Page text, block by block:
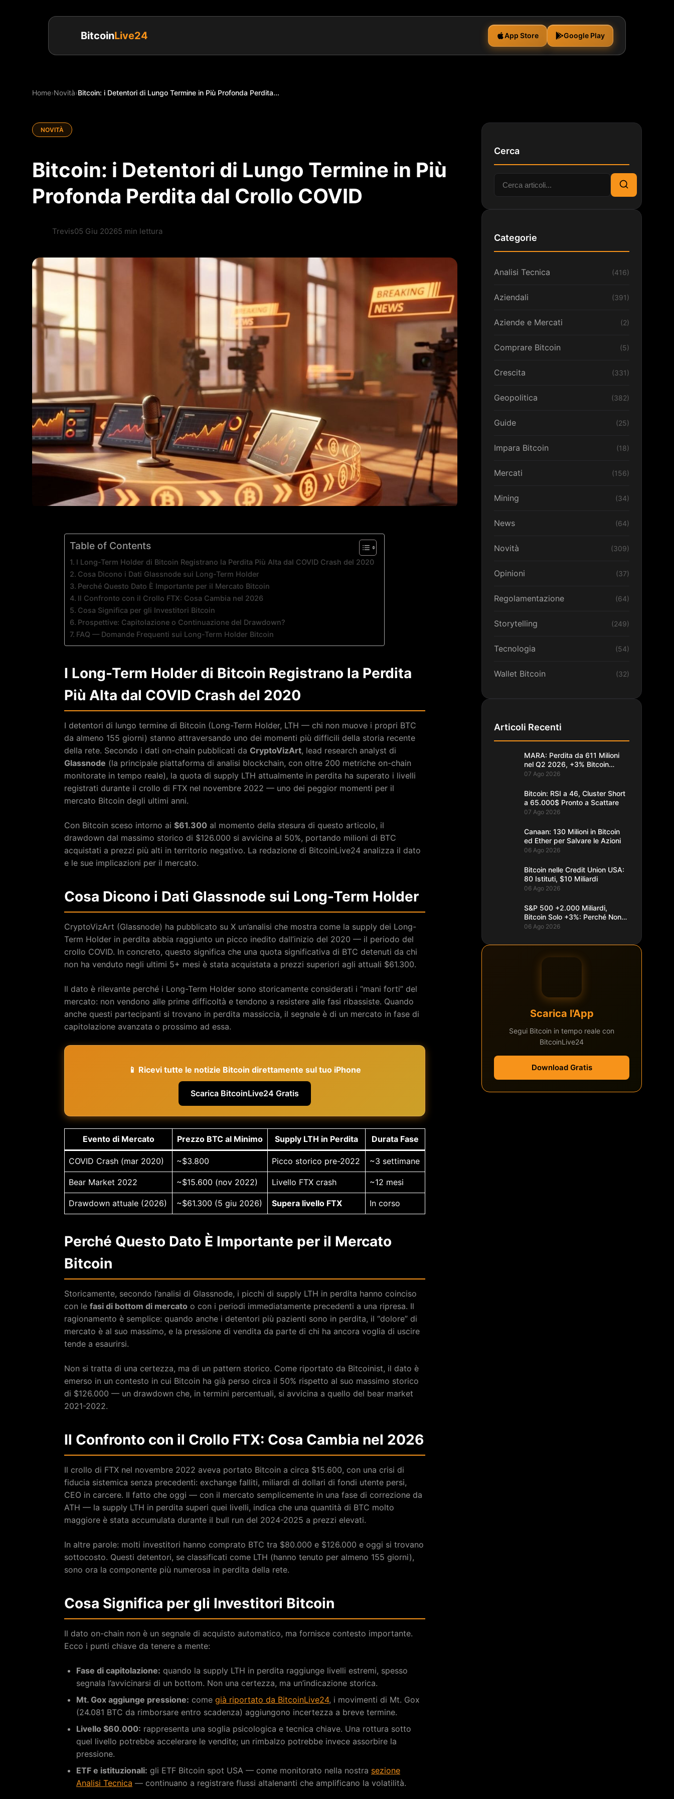
BitcoinLive24 App Store Google Play
Home›Novità›Bitcoin: i Detentori di Lungo Termine in Più Profonda Perdita...
NOVITÀ
Bitcoin: i Detentori di Lungo Termine in Più
Profonda Perdita dal Crollo COVID
Trevis05 Giu 20265 min lettura
Table of Contents
I Long-Term Holder di Bitcoin Registrano la Perdita Più Alta dal COVID Crash del 2020
Cosa Dicono i Dati Glassnode sui Long-Term Holder
Perché Questo Dato È Importante per il Mercato Bitcoin
Il Confronto con il Crollo FTX: Cosa Cambia nel 2026
Cosa Significa per gli Investitori Bitcoin
Prospettive: Capitolazione o Continuazione del Drawdown?
FAQ — Domande Frequenti sui Long-Term Holder Bitcoin
I Long-Term Holder di Bitcoin Registrano la Perdita
Più Alta dal COVID Crash del 2020
I detentori di lungo termine di Bitcoin (Long-Term Holder, LTH — chi non muove i propri BTC
da almeno 155 giorni) stanno attraversando uno dei momenti più difficili della storia recente
della rete. Secondo i dati on-chain pubblicati da CryptoVizArt, lead research analyst di
Glassnode (la principale piattaforma di analisi blockchain, con oltre 200 metriche on-chain
monitorate in tempo reale), la quota di supply LTH attualmente in perdita ha superato i livelli
registrati durante il crollo di FTX nel novembre 2022 — uno dei peggior momenti per il
mercato Bitcoin degli ultimi anni.
Con Bitcoin sceso intorno ai $61.300 al momento della stesura di questo articolo, il
drawdown dal massimo storico di $126.000 si avvicina al 50%, portando milioni di BTC
acquistati a prezzi più alti in territorio negativo. La redazione di BitcoinLive24 analizza il dato
e le sue implicazioni per il mercato.
Cosa Dicono i Dati Glassnode sui Long-Term Holder
CryptoVizArt (Glassnode) ha pubblicato su X un’analisi che mostra come la supply dei Long-
Term Holder in perdita abbia raggiunto un picco inedito dall’inizio del 2020 — il periodo del
crollo COVID. In concreto, questo significa che una quota significativa di BTC detenuti da chi
non ha venduto negli ultimi 5+ mesi è stata acquistata a prezzi superiori agli attuali $61.300.
Il dato è rilevante perché i Long-Term Holder sono storicamente considerati i “mani forti” del
mercato: non vendono alle prime difficoltà e tendono a resistere alle fasi ribassiste. Quando
anche questi partecipanti si trovano in perdita massiccia, il segnale è di un mercato in fase di
capitolazione avanzata o prossimo ad essa.
📱 Ricevi tutte le notizie Bitcoin direttamente sul tuo iPhone
Scarica BitcoinLive24 Gratis
Evento di Mercato Prezzo BTC al Minimo Supply LTH in Perdita Durata Fase
COVID Crash (mar 2020) ~$3.800 Picco storico pre-2022 ~3 settimane
Bear Market 2022 ~$15.600 (nov 2022) Livello FTX crash ~12 mesi
Drawdown attuale (2026) ~$61.300 (5 giu 2026) Supera livello FTX In corso
Perché Questo Dato È Importante per il Mercato
Bitcoin
Storicamente, secondo l’analisi di Glassnode, i picchi di supply LTH in perdita hanno coinciso
con le fasi di bottom di mercato o con i periodi immediatamente precedenti a una ripresa. Il
ragionamento è semplice: quando anche i detentori più pazienti sono in perdita, il “dolore” di
mercato è al suo massimo, e la pressione di vendita da parte di chi ha ancora voglia di uscire
tende a esaurirsi.
Non si tratta di una certezza, ma di un pattern storico. Come riportato da Bitcoinist, il dato è
emerso in un contesto in cui Bitcoin ha già perso circa il 50% rispetto al suo massimo storico
di $126.000 — un drawdown che, in termini percentuali, si avvicina a quello del bear market
2021-2022.
Il Confronto con il Crollo FTX: Cosa Cambia nel 2026
Il crollo di FTX nel novembre 2022 aveva portato Bitcoin a circa $15.600, con una crisi di
fiducia sistemica senza precedenti: exchange falliti, miliardi di dollari di fondi utente persi,
CEO in carcere. Il fatto che oggi — con il mercato semplicemente in una fase di correzione da
ATH — la supply LTH in perdita superi quei livelli, indica che una quantità di BTC molto
maggiore è stata accumulata durante il bull run del 2024-2025 a prezzi elevati.
In altre parole: molti investitori hanno comprato BTC tra $80.000 e $126.000 e oggi si trovano
sottocosto. Questi detentori, se classificati come LTH (hanno tenuto per almeno 155 giorni),
sono ora la componente più numerosa in perdita della rete.
Cosa Significa per gli Investitori Bitcoin
Il dato on-chain non è un segnale di acquisto automatico, ma fornisce contesto importante.
Ecco i punti chiave da tenere a mente:
Fase di capitolazione: quando la supply LTH in perdita raggiunge livelli estremi, spesso
segnala l’avvicinarsi di un bottom. Non una certezza, ma un’indicazione storica.
Mt. Gox aggiunge pressione: come già riportato da BitcoinLive24, i movimenti di Mt. Gox
(24.081 BTC da rimborsare entro scadenza) aggiungono incertezza a breve termine.
Livello $60.000: rappresenta una soglia psicologica e tecnica chiave. Una rottura sotto
quel livello potrebbe accelerare le vendite; un rimbalzo potrebbe invece assorbire la
pressione.
ETF e istituzionali: gli ETF Bitcoin spot USA — come monitorato nella nostra sezione
Analisi Tecnica — continuano a registrare flussi altalenanti che amplificano la volatilità.
Cerca
Cerca:
Cerca
Categorie
Analisi Tecnica (416)
Aziendali (391)
Aziende e Mercati (2)
Comprare Bitcoin (5)
Crescita (331)
Geopolitica (382)
Guide (25)
Impara Bitcoin (18)
Mercati (156)
Mining (34)
News (64)
Novità (309)
Opinioni (37)
Regolamentazione (64)
Storytelling (249)
Tecnologia (54)
Wallet Bitcoin (32)
Articoli Recenti
MARA: Perdita da 611 Milioni
nel Q2 2026, +3% Bitcoin
Minati
07 Ago 2026
Bitcoin: RSI a 46, Cluster Short
a 65.000$ Pronto a Scattare
07 Ago 2026
Canaan: 130 Milioni in Bitcoin
ed Ether per Salvare le Azioni
06 Ago 2026
Bitcoin nelle Credit Union USA:
80 Istituti, $10 Miliardi
06 Ago 2026
S&P 500 +2.000 Miliardi,
Bitcoin Solo +3%: Perché Non
Segue
06 Ago 2026
Scarica l'App
Segui Bitcoin in tempo reale con
BitcoinLive24
Download Gratis